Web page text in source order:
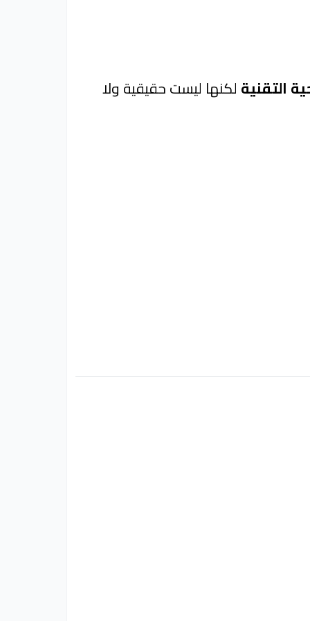
التقنية لكنها ليست حقيقية ولا